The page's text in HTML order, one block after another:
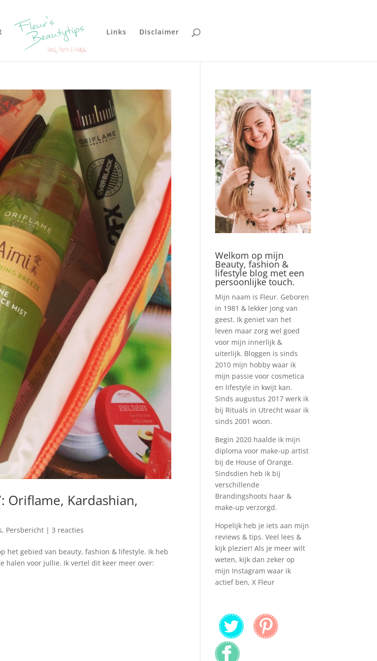
Links Disclaimer
Oriflame, Kardashian,
, Persbericht |3 reacties
het gebied van beauty, fashion & lifestyle. Ik heb
halen voor jullie. Ik vertel dit keer meer over:
Welkom op mijn
Beauty, fashion &
lifestyle blog met een
persoonlijke touch.
Mijn naam is Fleur. Geboren
in 1981 & lekker jong van
geest. Ik geniet van het
leven maar zorg wel goed
voor mijn innerlijk &
uiterlijk. Bloggen is sinds
2010 mijn hobby waar ik
mijn passie voor cosmetica
en lifestyle in kwijt kan.
Sinds augustus 2017 werk ik
bij Rituals in Utrecht waar ik
sinds 2001 woon.
Begin 2020 haalde ik mijn
diploma voor make-up artist
bij de House of Orange.
Sindsdien heb ik bij
verschillende
Brandingshoots haar &
make-up verzorgd.
Hopelijk heb je iets aan mijn
reviews & tips. Veel lees &
kijk plezier! Als je meer wilt
weten, kijk dan zeker op
mijn Instagram waar ik
actief ben, X Fleur